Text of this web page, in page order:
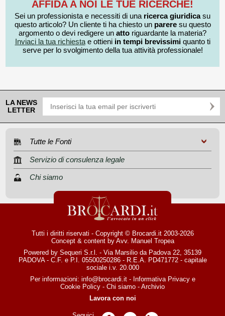
AFFIDA A NOI LE TUE RICERCHE!
Sei un professionista e necessiti di una ricerca giuridicasu
questo articolo? Un cliente ti ha chiesto un pareresu questo
argomento o devi redigere un atto riguardante la materia?
Inviaci la tua richiestae ottieni in tempi brevissimiquanto ti
serve per lo svolgimento della tua attività professionale!
LA NEWS
LETTER
Tutte le Fonti
Servizio di consulenza legale
Chi siamo
Tutti i diritti riservati - Copyright © Brocardi.it 2003-2026
Concept & content by Avv. Manuel Tropea
Powered by Sequeri S.r.l. - Via Marsilio da Padova 22, 35139
PADOVA - C.F. e P.I. 05500250286 - R.E.A. PD471772 - capitale
sociale i.v. 20.000
Per informazioni: info@brocardi.it- Informativa Privacye
Cookie Policy - Chi siamo - Archivio
Lavora con noi